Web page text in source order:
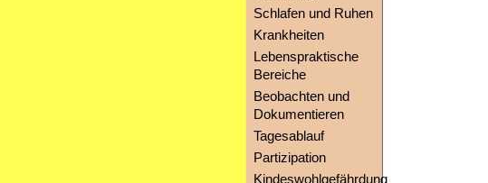
Schlafen und Ruhen
Krankheiten
Lebenspraktische
Bereiche
Beobachten und
Dokumentieren
Tagesablauf
Partizipation
Kindeswohlgefährdung